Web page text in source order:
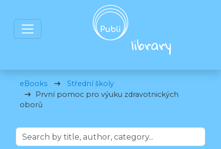
eBooks
Střední školy
První pomoc pro výuku zdravotnických
oborů